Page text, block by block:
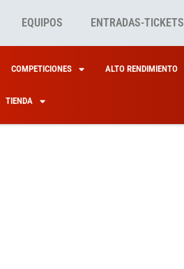
EQUIPOS ENTRADAS-TICKETS
COMPETICIONES ALTO RENDIMIENTO
TIENDA